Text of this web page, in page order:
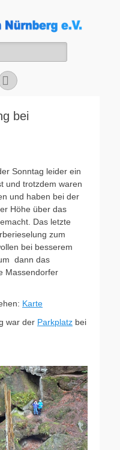
Kanu Verein
Nuernberg
Instagram
bei
Sonntag leider ein
und trotzdem waren
und haben bei der
Höhe über das
Das letzte
zum
bei besserem
dann das
Massendorfer
Karte
war der Parkplatz bei